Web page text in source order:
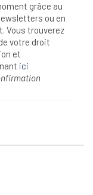
grâce au
ou en
Vous trouverez
votre droit
et
ici